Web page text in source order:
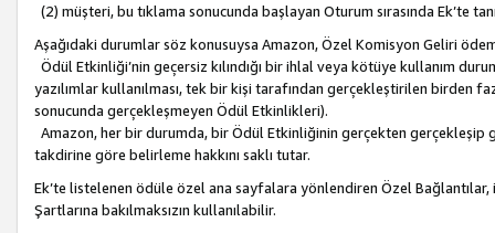
(2) müşteri, bu tıklama sonucunda başlayan Oturum sırasında Ek’te
Aşağıdaki durumlar söz konusuysa Amazon, Özel Komisyon Geliri
Ödül Etkinliği’nin geçersiz kılındığı bir ihlal veya kötüye kullanım
yazılımlar kullanılması, tek bir kişi tarafından gerçekleştirilen
sonucunda gerçekleşmeyen Ödül Etkinlikleri).
Amazon, her bir durumda, bir Ödül Etkinliğinin gerçekten gerçekleşip
takdirine göre belirleme hakkını saklı tutar.
Ek’te listelenen ödüle özel ana sayfalara yönlendiren Özel
Şartlarına bakılmaksızın kullanılabilir.